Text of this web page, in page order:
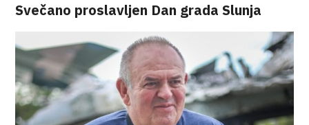
Svečano proslavljen Dan grada Slunja